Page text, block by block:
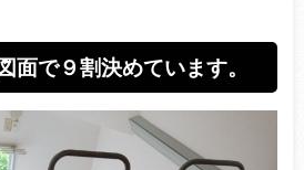
で９割決めています。